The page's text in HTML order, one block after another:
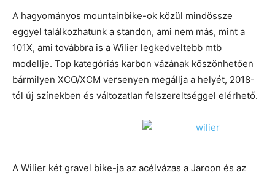
A hagyományos mountainbike-ok közül mindössze
eggyel találkozhatunk a standon, ami nem más, mint a
101X, ami továbbra is a Wilier legkedveltebb mtb
modellje. Top kategóriás karbon vázának köszönhetően
bármilyen XCO/XCM versenyen megállja a helyét, 2018-
tól új színekben és változatlan felszereltséggel elérhető.
A Wilier két gravel bike-ja az acélvázas a Jaroon és az